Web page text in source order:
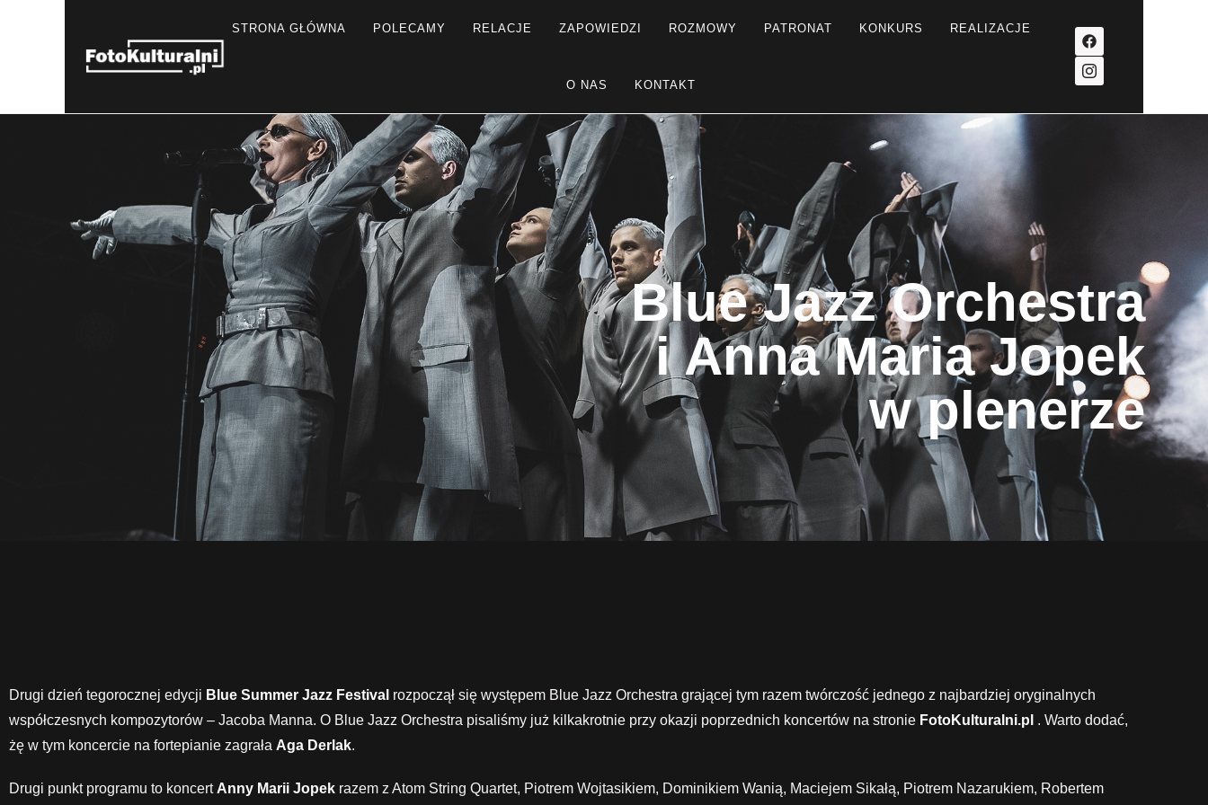
STRONA GŁÓWNA POLECAMY RELACJE ZAPOWIEDZI ROZMOWY PATRONAT KONKURS REALIZACJE
O NAS KONTAKT
Blue Jazz Orchestra
i Anna Maria Jopek
w plenerze
Drugi dzień tegorocznej edycji Blue Summer Jazz Festival rozpoczął się występem Blue Jazz Orchestra grającej tym razem twórczość jednego z najbardziej oryginalnych
współczesnych kompozytorów – Jacoba Manna. O Blue Jazz Orchestra pisaliśmy już kilkakrotnie przy okazji poprzednich koncertów na stronie FotoKulturalni.pl . Warto dodać,
żę w tym koncercie na fortepianie zagrała Aga Derlak.
Drugi punkt programu to koncert Anny Marii Jopek razem z Atom String Quartet, Piotrem Wojtasikiem, Dominikiem Wanią, Maciejem Sikałą, Piotrem Nazarukiem, Robertem